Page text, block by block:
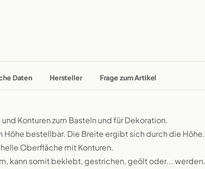
Daten Hersteller Frage zum Artikel
Konturen zum Basteln und für Dekoration.
Höhe bestellbar. Die Breite ergibt sich durch die Höhe.
Oberfläche mit Konturen.
kann somit beklebt, gestrichen, geölt oder... werden.